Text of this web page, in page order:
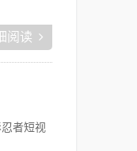
阅读
者短视